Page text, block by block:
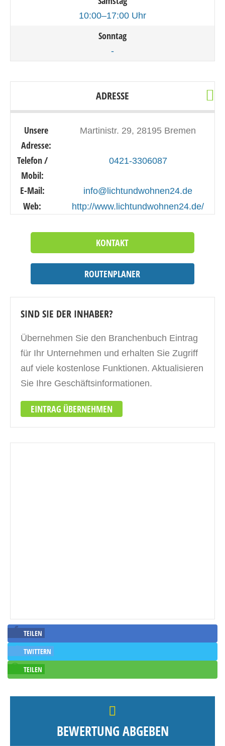
10:00–17:00 Uhr
Sonntag
-
ADRESSE
Unsere
Adresse:
Martinistr. 29, 28195 Bremen
Telefon /
Mobil:
0421-3306087
E-Mail: info@lichtundwohnen24.de
Web: http://www.lichtundwohnen24.de/
KONTAKT
ROUTENPLANER
SIND SIE DER INHABER?
Übernehmen Sie den Branchenbuch Eintrag
für Ihr Unternehmen und erhalten Sie Zugriff
auf viele kostenlose Funktionen. Aktualisieren
Sie Ihre Geschäftsinformationen.
EINTRAG ÜBERNEHMEN
TEILEN
TWITTERN
TEILEN
BEWERTUNG ABGEBEN